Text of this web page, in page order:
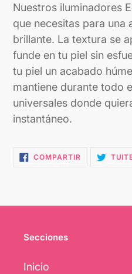
carrito
Nuestros iluminadores
que necesitas para una
brillante. La textura se
funde en tu piel sin
tu piel un acabado
mantiene durante todo
universales donde
instantáneo.
COMPARTIRCOMPARTIR
EN
Secciones
Inicio